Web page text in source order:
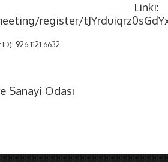
Linki:
register/
926 1121 6632
Sanayi Odası